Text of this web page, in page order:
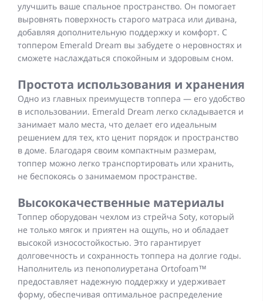
улучшить ваше спальное пространство. Он помогает
выровнять поверхность старого матраса или дивана,
добавляя дополнительную поддержку и комфорт. С
топпером Emerald Dream вы забудете о неровностях и
сможете наслаждаться спокойным и здоровым сном.
Простота использования и хранения
Одно из главных преимуществ топпера — его удобство
в использовании. Emerald Dream легко складывается и
занимает мало места, что делает его идеальным
решением для тех, кто ценит порядок и пространство
в доме. Благодаря своим компактным размерам,
топпер можно легко транспортировать или хранить,
не беспокоясь о занимаемом пространстве.
Высококачественные материалы
Топпер оборудован чехлом из стрейча Soty, который
не только мягок и приятен на ощупь, но и обладает
высокой износостойкостью. Это гарантирует
долговечность и сохранность топпера на долгие годы.
Наполнитель из пенополиуретана Ortofoam™
предоставляет надежную поддержку и удерживает
форму, обеспечивая оптимальное распределение